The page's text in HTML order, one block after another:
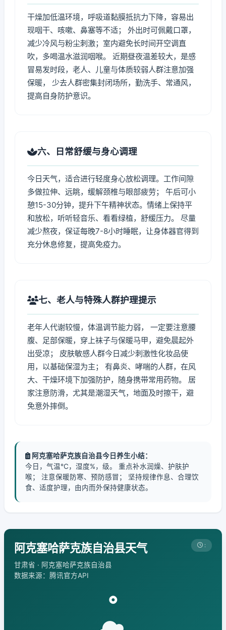
干燥加低温环境，呼吸道黏膜抵抗力下降，容易出
现咽干、咳嗽、鼻塞等不适； 外出时可佩戴口罩，
减少冷风与粉尘刺激；室内避免长时间开空调直
吹，多喝温水滋润咽喉。 近期昼夜温差较大，是感
冒易发时段，老人、儿童与体质较弱人群注意加强
保暖， 少去人群密集封闭场所，勤洗手、常通风，
提高自身防护意识。
六、日常舒缓与身心调理
今日天气，适合进行轻度身心放松调理。工作间隙
多做拉伸、远眺，缓解颈椎与眼部疲劳； 午后可小
憩15-30分钟，提升下午精神状态。情绪上保持平
和放松，听听轻音乐、看看绿植，舒缓压力。 尽量
减少熬夜，保证每晚7-8小时睡眠，让身体器官得到
充分休息修复，提高免疫力。
七、老人与特殊人群护理提示
老年人代谢较慢，体温调节能力弱， 一定要注意腰
腹、足部保暖，穿上袜子与保暖马甲，避免晨起外
出受凉； 皮肤敏感人群今日减少刺激性化妆品使
用，以基础保湿为主； 有鼻炎、哮喘的人群，在风
大、干燥环境下加强防护，随身携带常用药物。 居
家注意防滑，尤其是潮湿天气，地面及时擦干，避
免意外摔倒。
阿克塞哈萨克族自治县今日养生小结：
今日，气温℃，湿度%，级。 重点补水润燥、护肤护
喉； 注意保暖防寒、预防感冒； 坚持规律作息、合理饮
食、适度护理，由内而外保持健康状态。
阿克塞哈萨克族自治县天气
甘肃省 · 阿克塞哈萨克族自治县
数据来源：腾讯官方API
:
°